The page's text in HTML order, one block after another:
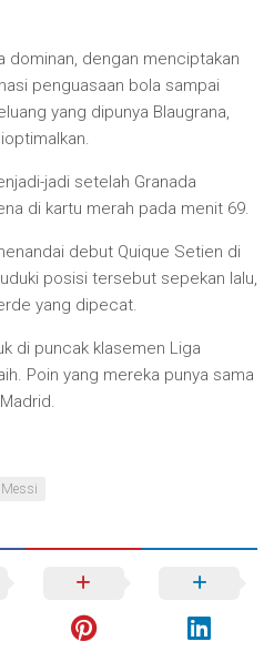
dominan, dengan menciptakan
penguasaan bola sampai
yang dipunya Blaugrana,
jadi setelah Granada
di kartu merah pada menit 69.
debut Quique Setien di
posisi tersebut sepekan lalu,
yang dipecat.
di puncak klasemen Liga
Poin yang mereka punya sama
Messi